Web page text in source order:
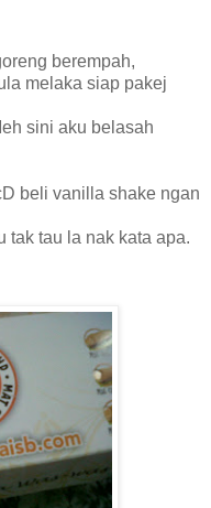
berempah,
melaka siap pakej
sini aku belasah
beli vanilla shake ngan
tak tau la nak kata apa.